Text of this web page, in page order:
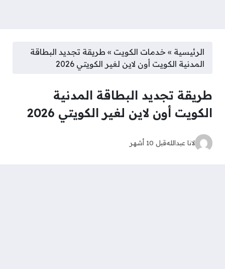
الرئيسية » خدمات الكويت » طريقة تجديد البطاقة
المدنية الكويت أون لاين لغير الكويتي 2026
طريقة تجديد البطاقة المدنية
الكويت أون لاين لغير الكويتي 2026
لانا عبداللهقبل 10 أشهر